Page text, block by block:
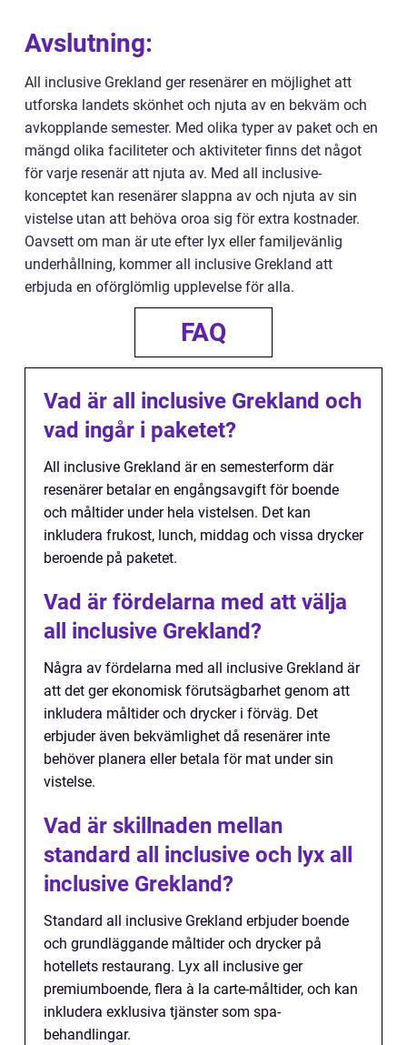
Avslutning:
All inclusive Grekland ger resenärer en möjlighet att
utforska landets skönhet och njuta av en bekväm och
avkopplande semester. Med olika typer av paket och en
mängd olika faciliteter och aktiviteter finns det något
för varje resenär att njuta av. Med all inclusive-
konceptet kan resenärer slappna av och njuta av sin
vistelse utan att behöva oroa sig för extra kostnader.
Oavsett om man är ute efter lyx eller familjevänlig
underhållning, kommer all inclusive Grekland att
erbjuda en oförglömlig upplevelse för alla.
FAQ
Vad är all inclusive Grekland och
vad ingår i paketet?
All inclusive Grekland är en semesterform där
resenärer betalar en engångsavgift för boende
och måltider under hela vistelsen. Det kan
inkludera frukost, lunch, middag och vissa drycker
beroende på paketet.
Vad är fördelarna med att välja
all inclusive Grekland?
Några av fördelarna med all inclusive Grekland är
att det ger ekonomisk förutsägbarhet genom att
inkludera måltider och drycker i förväg. Det
erbjuder även bekvämlighet då resenärer inte
behöver planera eller betala för mat under sin
vistelse.
Vad är skillnaden mellan
standard all inclusive och lyx all
inclusive Grekland?
Standard all inclusive Grekland erbjuder boende
och grundläggande måltider och drycker på
hotellets restaurang. Lyx all inclusive ger
premiumboende, flera à la carte-måltider, och kan
inkludera exklusiva tjänster som spa-
behandlingar.